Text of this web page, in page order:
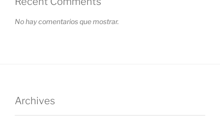
No hay comentarios que mostrar.
Archives